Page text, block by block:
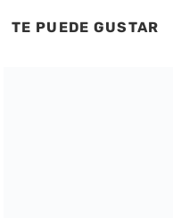
TE PUEDE GUSTAR